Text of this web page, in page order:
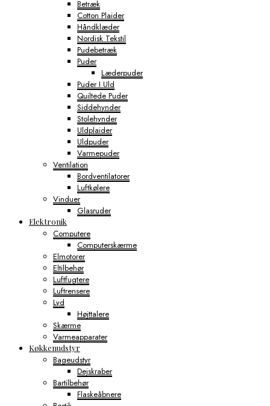
Betræk
Cotton Plaider
Håndklæder
Nordisk Tekstil
Pudebetræk
Puder
Læderpuder
Puder I Uld
Quiltede Puder
Siddehynder
Stolehynder
Uldplaider
Uldpuder
Varmepuder
Ventilation
Bordventilatorer
Luftkølere
Vinduer
Glasruder
Elektronik
Computere
Computerskærme
Elmotorer
Eltilbehør
Luftfugtere
Luftrensere
Lyd
Højttalere
Skærme
Varmeapparater
Køkkenudstyr
Bageudstyr
Dejskraber
Bartilbehør
Flaskeåbnere